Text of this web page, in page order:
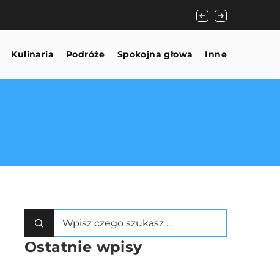
Jak adaptogeny
Kulinaria Podróże Spokojna głowa Inne
Ostatnie wpisy